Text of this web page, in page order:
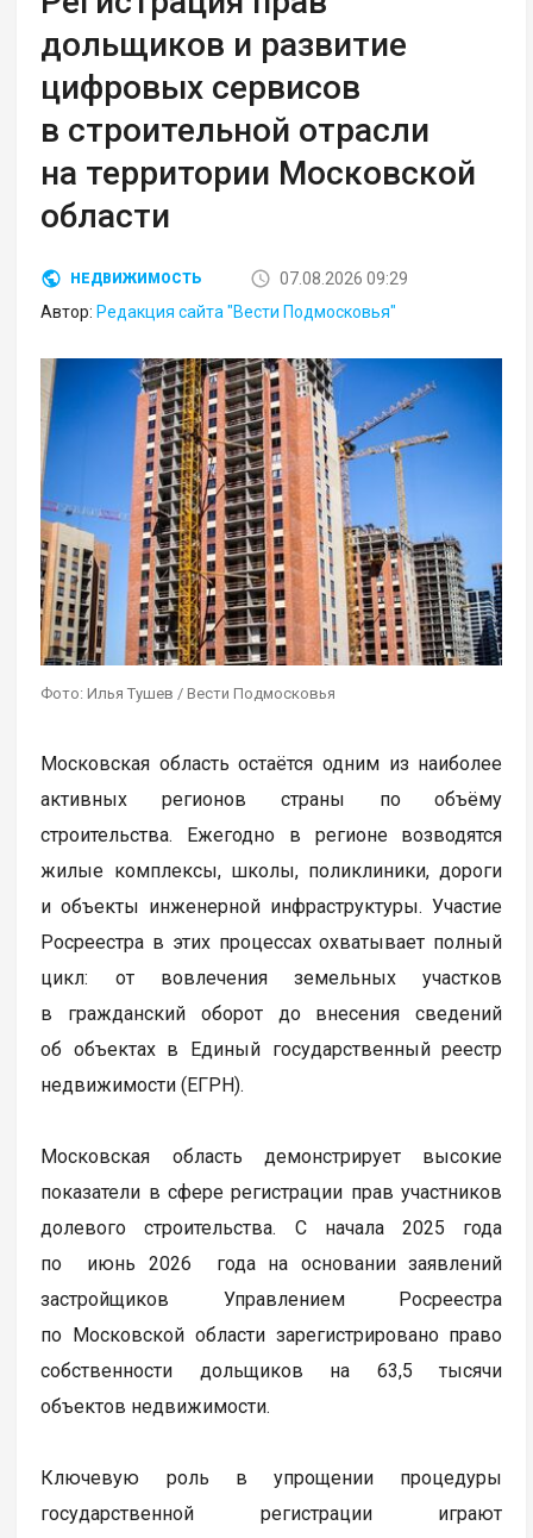
дольщиков и развитие
цифровых сервисов
в строительной отрасли
на территории Московской
области
НЕДВИЖИМОСТЬ
07.08.2026 09:29
Автор: Редакция сайта "Вести Подмосковья"
Фото: Илья Тушев / Вести Подмосковья
Московская область остаётся одним из наиболее
активных регионов страны по объёму
строительства. Ежегодно в регионе возводятся
жилые комплексы, школы, поликлиники, дороги
и объекты инженерной инфраструктуры. Участие
Росреестра в этих процессах охватывает полный
цикл: от вовлечения земельных участков
в гражданский оборот до внесения сведений
об объектах в Единый государственный реестр
недвижимости (ЕГРН).
Московская область демонстрирует высокие
показатели в сфере регистрации прав участников
долевого строительства. С начала 2025 года
по июнь 2026 года на основании заявлений
застройщиков Управлением Росреестра
по Московской области зарегистрировано право
собственности дольщиков на 63,5 тысячи
объектов недвижимости.
Ключевую роль в упрощении процедуры
государственной регистрации играют